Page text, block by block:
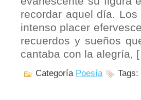
recordar aquel día.
intenso placer
recuerdos y sueños
cantaba con la alegría,
Categoría Poesía Tags: